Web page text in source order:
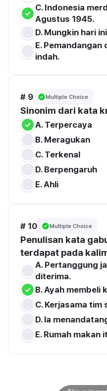
C. Indonesia
Agustus 1945.
D. Mungkin hari
E.
indah.
# 9 Multiple Choice
Sinonim dari kata
A. Terpercaya
B. Meragukan
C. Terkenal
D. Berpengaruh
E. Ahli
# 10 Multiple Choice
Penulisan kata
terdapat pada
A. Pertanggung
diterima.
B. Ayah membeli
C. Kerjasama tim
D. la
E. Rumah makan